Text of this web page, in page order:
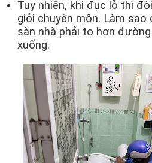
Tuy nhiên, khi đục lỗ thì
giỏi chuyên môn. Làm
sàn nhà phải to hơn
xuống.